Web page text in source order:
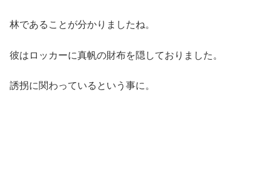
林であることが分かりましたね。
彼はロッカーに真帆の財布を隠しておりました。
誘拐に関わっているという事に。